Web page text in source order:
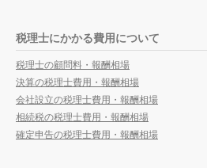
税理士にかかる費用について
税理士の顧問料・報酬相場
決算の税理士費用・報酬相場
会社設立の税理士費用・報酬相場
相続税の税理士費用・報酬相場
確定申告の税理士費用・報酬相場